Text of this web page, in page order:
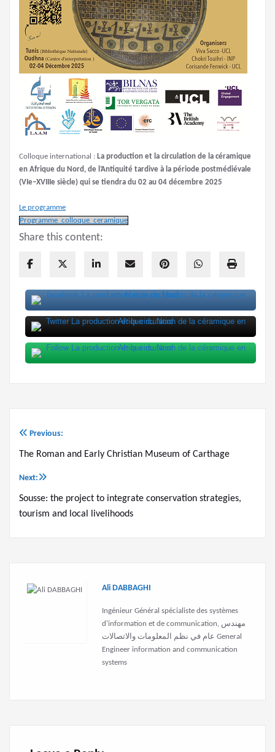
Colloque international : La production et la circulation de la céramique
en Afrique du Nord, de l’Antiquité tardive à la période postmédiévale
(VIe–XVIIIe siècle) qui se tiendra du 02 au 04 décembre 2025
Le programme
Programme_colloque_ceramique
Share this content:
Post
Previous:
The Roman and Early Christian Museum of Carthage
Next:
Sousse: the project to integrate conservation strategies,
tourism and local livelihoods
Ali DABBAGHI
Ingénieur Général spécialiste des systèmes
d'information et de communication, مهندس
عام في نظم المعلومات والاتصالات General
Engineer information and communication
systems